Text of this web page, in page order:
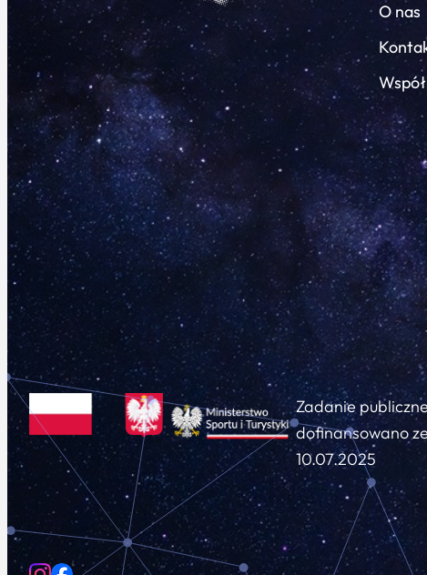
O nas
Zadanie
dofinansowano
10.07.2025